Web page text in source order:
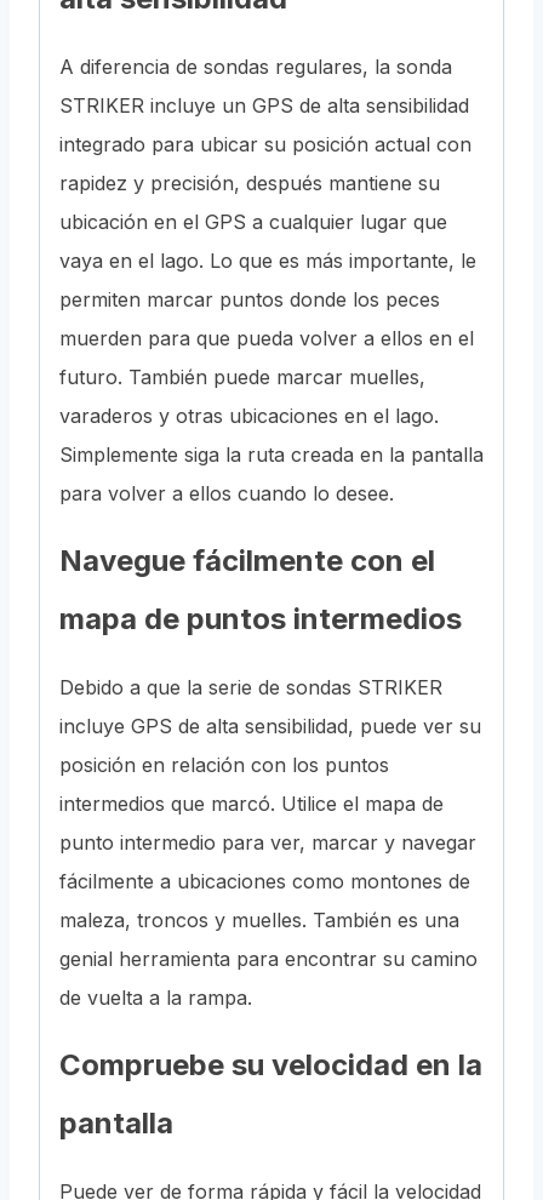
A diferencia de sondas regulares, la sonda
STRIKER incluye un GPS de alta sensibilidad
integrado para ubicar su posición actual con
rapidez y precisión, después mantiene su
ubicación en el GPS a cualquier lugar que
vaya en el lago. Lo que es más importante, le
permiten marcar puntos donde los peces
muerden para que pueda volver a ellos en el
futuro. También puede marcar muelles,
varaderos y otras ubicaciones en el lago.
Simplemente siga la ruta creada en la pantalla
para volver a ellos cuando lo desee.
Navegue fácilmente con el
mapa de puntos intermedios
Debido a que la serie de sondas STRIKER
incluye GPS de alta sensibilidad, puede ver su
posición en relación con los puntos
intermedios que marcó. Utilice el mapa de
punto intermedio para ver, marcar y navegar
fácilmente a ubicaciones como montones de
maleza, troncos y muelles. También es una
genial herramienta para encontrar su camino
de vuelta a la rampa.
Compruebe su velocidad en la
pantalla
Puede ver de forma rápida y fácil la velocidad